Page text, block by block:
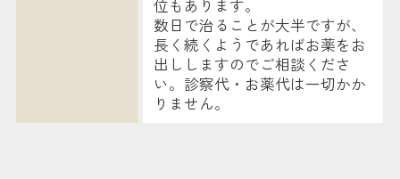
位もあります。
数日で治ることが大半ですが、
長く続くようであればお薬をお
出ししますのでご相談くださ
い。診察代・お薬代は一切かか
りません。